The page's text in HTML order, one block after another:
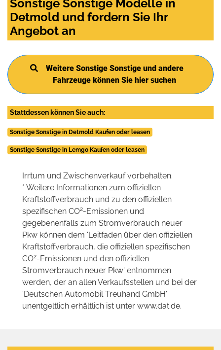
Sonstige Sonstige Modelle in
Detmold und fordern Sie Ihr
Angebot an
Weitere Sonstige Sonstige und andere
Fahrzeuge können Sie hier suchen
Stattdessen können Sie auch:
Sonstige Sonstige in Detmold Kaufen oder leasen
Sonstige Sonstige in Lemgo Kaufen oder leasen
Irrtum und Zwischenverkauf vorbehalten.
* Weitere Informationen zum offiziellen
Kraftstoffverbrauch und zu den offiziellen
spezifischen CO2-Emissionen und
gegebenenfalls zum Stromverbrauch neuer
Pkw können dem 'Leitfaden über den offiziellen
Kraftstoffverbrauch, die offiziellen spezifischen
CO2-Emissionen und den offiziellen
Stromverbrauch neuer Pkw' entnommen
werden, der an allen Verkaufsstellen und bei der
'Deutschen Automobil Treuhand GmbH'
unentgeltlich erhältlich ist unter www.dat.de.